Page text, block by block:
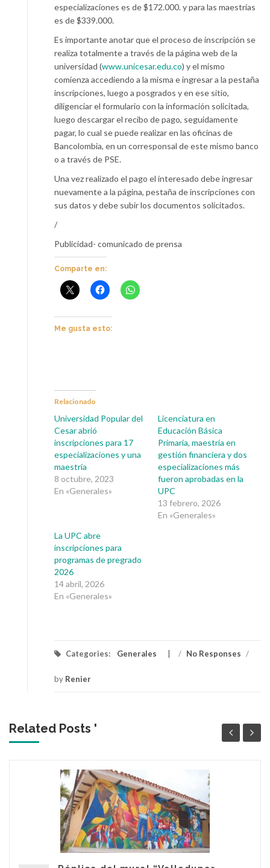
especializaciones es de $172.000. y para las maestrías
es de $339.000.
Es importante anotar que el proceso de inscripción se
realiza totalmente a través de la página web de la
universidad (www.unicesar.edu.co) y el mismo
comienza accediendo a la misma e ingresar a la pestaña
inscripciones, luego a posgrados y en ese sitio,
diligenciar el formulario con la información solicitada,
luego descargar el recibo de pago, seguidamente
pagar, lo cual se puede realizar en las oficinas de
Bancolombia, en un corresponsal de este mismo banco
o a través de PSE.
Una vez realizado el pago el interesado debe ingresar
nuevamente a la página, pestaña de inscripciones con
sus datos y debe subir los documentos solicitados.
/
Publicidad- comunicado de prensa
Comparte en:
Me gusta esto:
Relacionado
Universidad Popular del
Cesar abrió
inscripciones para 17
especializaciones y una
maestría
8 octubre, 2023
En «Generales»
Licenciatura en
Educación Básica
Primaria, maestría en
gestión financiera y dos
especializaciones más
fueron aprobadas en la
UPC
13 febrero, 2026
En «Generales»
La UPC abre
inscripciones para
programas de pregrado
2026
14 abril, 2026
En «Generales»
Categories: Generales / No Responses /
by Renier
Related Posts '